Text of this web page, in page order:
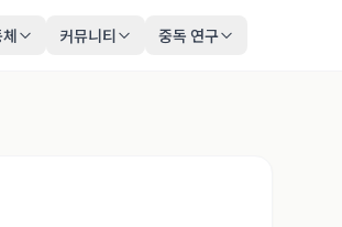
커뮤니티 중독 연구